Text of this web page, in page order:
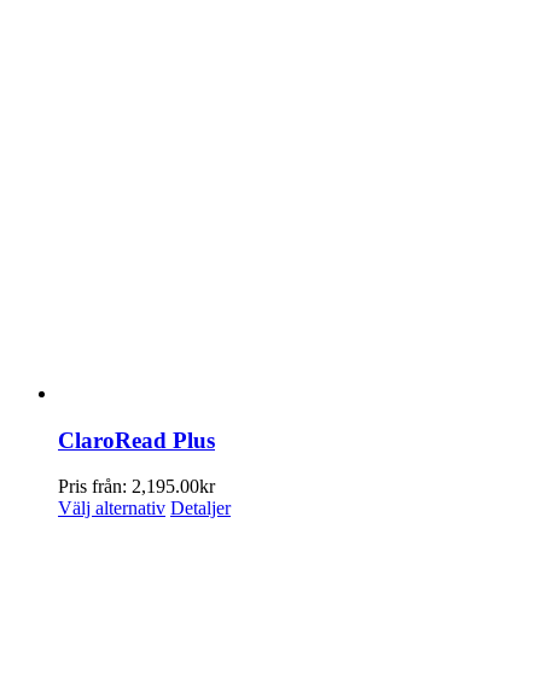
ClaroRead Plus
Pris från: 2,195.00kr
Välj alternativ Den
Detaljer